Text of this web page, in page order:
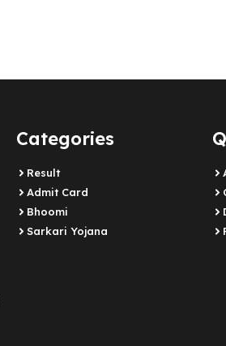
Categories
Result
Admit Card
Bhoomi
Sarkari Yojana